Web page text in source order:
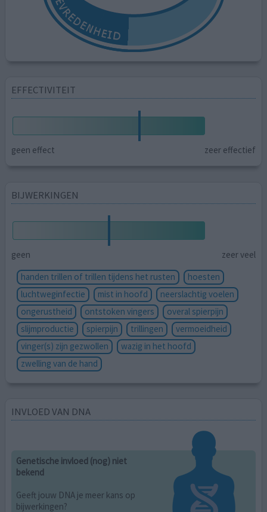
EFFECTIVITEIT
geen effect zeer effectief
BIJWERKINGEN
geen
zeer veel
handen trillen of trillen tijdens het rusten
hoesten
luchtweginfectie
mist in hoofd
neerslachtig voelen
ongerustheid
ontstoken vingers
overal spierpijn
slijmproductie
spierpijn trillingen
vermoeidheid
vinger(s) zijn gezwollen
wazig in het hoofd
zwelling van de hand
INVLOED VAN DNA
Genetische invloed (nog) niet
bekend
Geeft jouw DNA je meer kans op
bijwerkingen?